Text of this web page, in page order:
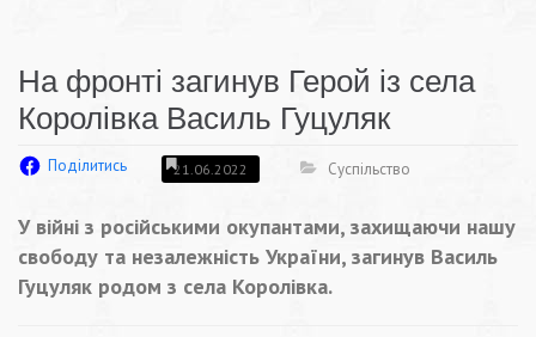
На фронті загинув Герой із села
Королівка Василь Гуцуляк
Поділитись 21.06.2022 Суспільство
У війні з російськими окупантами, захищаючи нашу
свободу та незалежність України, загинув Василь
Гуцуляк родом з села Королівка.